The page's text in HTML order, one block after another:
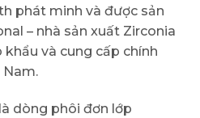
phát minh và được sản
– nhà sản xuất Zirconia
và cung cấp chính
là dòng phôi đơn lớp